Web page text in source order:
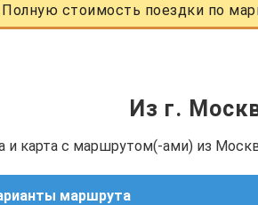
стоимость поездки по
Из г.
и карта с маршрутом(-ами) из
маршрута